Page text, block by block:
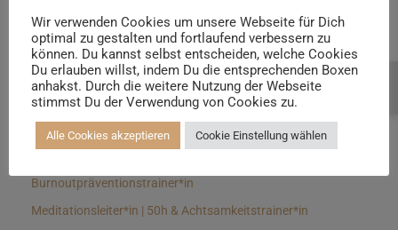
Yin Yogalehrer*in | 100 h & Faszientrainer*in
Hormon Yogalehrer*in / Yogatherapeut*in &
Stressmanagementtrainer*in | 70h
Longevitytrainer*in
Burnoutpräventionstrainer*in
Meditationsleiter*in | 50h & Achtsamkeitstrainer*in
Wir verwenden Cookies um unsere Webseite für Dich
optimal zu gestalten und fortlaufend verbessern zu
können. Du kannst selbst entscheiden, welche Cookies
Du erlauben willst, indem Du die entsprechenden Boxen
anhakst. Durch die weitere Nutzung der Webseite
stimmst Du der Verwendung von Cookies zu.
Alle Cookies akzeptieren Cookie Einstellung wählen
Beratung buchen